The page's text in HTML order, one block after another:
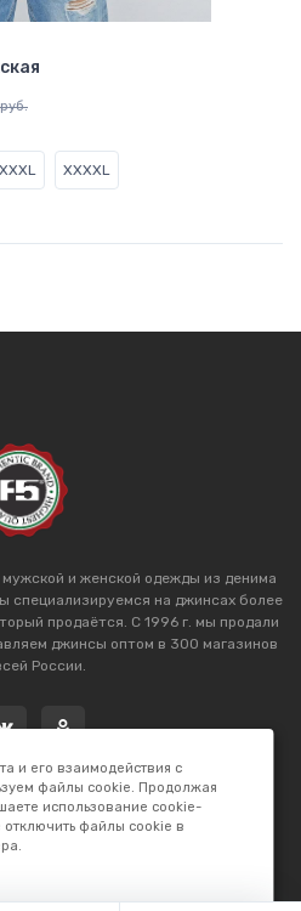
XXXL XXXXL
и женской одежды из денима
специализируемся на джинсах более
продаётся. С 1996 г. мы продали
джинсы оптом в 300 магазинов
России.
и его взаимодействия с
файлы cookie. Продолжая
использование cookie-
файлы cookie в